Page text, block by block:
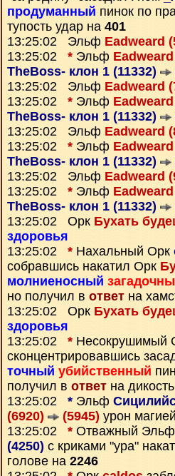
продуманный пинок по
тупость удар на 401
13:25:02 Эльф Eadweard
13:25:02 * Эльф Eadweard
TheBoss- клон 1 (11332)
13:25:02 Эльф Eadweard
13:25:02 * Эльф Eadweard
TheBoss- клон 1 (11332)
13:25:02 Эльф Eadweard
13:25:02 * Эльф Eadweard
TheBoss- клон 1 (11332)
13:25:02 Эльф Eadweard
13:25:02 * Эльф Eadweard
TheBoss- клон 1 (11332)
13:25:02 Орк Бухать
здоровья
13:25:02 * Нахальный Орк
собравшись накатил Орк
молниеносный
но получил в ответ на
13:25:02 Орк Бухать
здоровья
13:25:02 * Несокрушимый
сконцентрировавшись
точный убийственный
получил в ответ на
13:25:02 * Эльф
(6920)
(5945) урон
13:25:02 * Отважный Эльф
(4250) с криками "ура"
голове на 2246